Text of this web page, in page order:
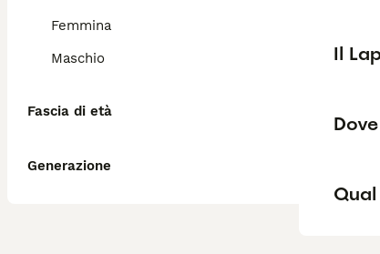
Femmina
Maschio
Fascia di età
Generazione
Il